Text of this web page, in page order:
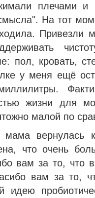
плечами и
На тот
пол, кровать,
у меня ещё
жизни для
малой по
вернулась
что очень
вам за то, что
вам за то,
идею